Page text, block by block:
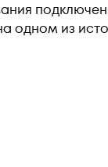
одном из